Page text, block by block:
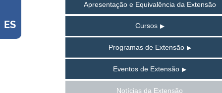
ES
Apresentação e Equivalência da Extensão
Cursos
Programas de Extensão
Eventos de Extensão
Notícias da Extensão